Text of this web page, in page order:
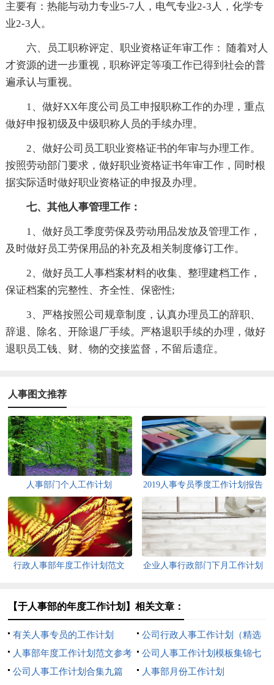
主要有：热能与动力专业5-7人，电气专业2-3人，化学专
业2-3人。
六、员工职称评定、职业资格证年审工作： 随着对人
才资源的进一步重视，职称评定等项工作已得到社会的普
遍承认与重视。
1、做好XX年度公司员工申报职称工作的办理，重点
做好申报初级及中级职称人员的手续办理。
2、做好公司员工职业资格证书的年审与办理工作。
按照劳动部门要求，做好职业资格证书年审工作，同时根
据实际适时做好职业资格证的申报及办理。
七、其他人事管理工作：
1、做好员工季度劳保及劳动用品发放及管理工作，
及时做好员工劳保用品的补充及相关制度修订工作。
2、做好员工人事档案材料的收集、整理建档工作，
保证档案的完整性、齐全性、保密性;
3、严格按照公司规章制度，认真办理员工的辞职、
辞退、除名、开除退厂手续。严格退职手续的办理，做好
退职员工钱、财、物的交接监督，不留后遗症。
人事图文推荐
人事部门个人工作计划 2019人事专员季度工作计划报告
行政人事部年度工作计划范文 企业人事行政部门下月工作计划
【于人事部的年度工作计划】相关文章：
有关人事专员的工作计划
公司行政人事工作计划（精选
5篇）
人事部年度工作计划范文参考
公司人事工作计划模板集锦七
篇
公司人事工作计划合集九篇
人事部月份工作计划